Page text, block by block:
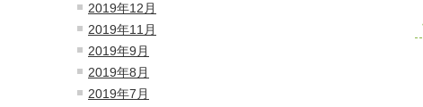
2019年12月
2019年11月
2019年9月
2019年8月
2019年7月